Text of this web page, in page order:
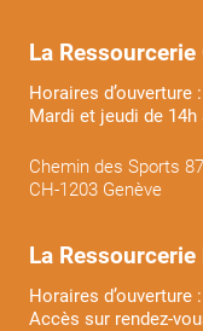
La Ressourcerie
Horaires d’ouverture :
Mardi et jeudi de
Chemin des Sports 87
CH-1203 Genève
La Ressourcerie
Horaires d’ouverture :
Accès sur rendez-